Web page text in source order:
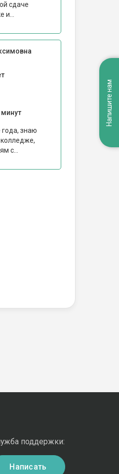
сдаче
минут
знаю
с...
поддержки:
Написать
Напишите нам